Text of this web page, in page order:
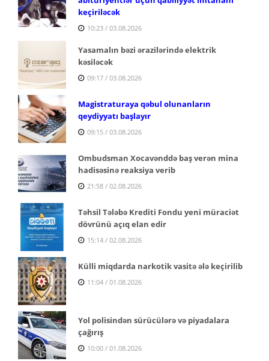
keçiriləcək
10:23 / 03.08.2026
Yasamalın bəzi ərazilərində elektrik
kəsiləcək
09:17 / 03.08.2026
Magistraturaya qəbul olunanların
qeydiyyatı başlayır
09:15 / 03.08.2026
Ombudsman Xocavənddə baş verən mina
hadisəsinə reaksiya verib
21:58 / 02.08.2026
Təhsil Tələbə Krediti Fondu yeni müraciət
dövrünü açıq elan edir
15:14 / 02.08.2026
Külli miqdarda narkotik vasitə ələ keçirilib
11:04 / 01.08.2026
Yol polisindən sürücülərə və piyadalara
çağırış
10:00 / 01.08.2026